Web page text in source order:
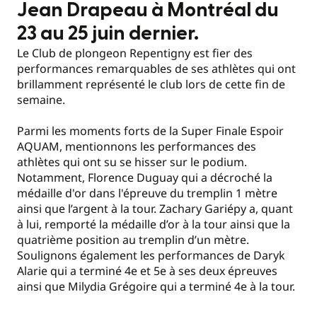
Jean Drapeau à Montréal du
23 au 25 juin dernier.
Le Club de plongeon Repentigny est fier des
performances remarquables de ses athlètes qui ont
brillamment représenté le club lors de cette fin de
semaine.
Parmi les moments forts de la Super Finale Espoir
AQUAM, mentionnons les performances des
athlètes qui ont su se hisser sur le podium.
Notamment, Florence Duguay qui a décroché la
médaille d'or dans l'épreuve du tremplin 1 mètre
ainsi que l’argent à la tour. Zachary Gariépy a, quant
à lui, remporté la médaille d’or à la tour ainsi que la
quatrième position au tremplin d’un mètre.
Soulignons également les performances de Daryk
Alarie qui a terminé 4e et 5e à ses deux épreuves
ainsi que Milydia Grégoire qui a terminé 4e à la tour.